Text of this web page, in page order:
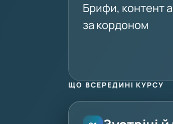
Брифи, контент
за кордоном
ЩО ВСЕРЕДИНІ КУРСУ